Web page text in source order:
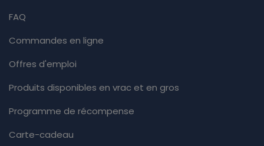
FAQ
Commandes en ligne
Offres d'emploi
Produits disponibles en vrac et en gros
Programme de récompense
Carte-cadeau